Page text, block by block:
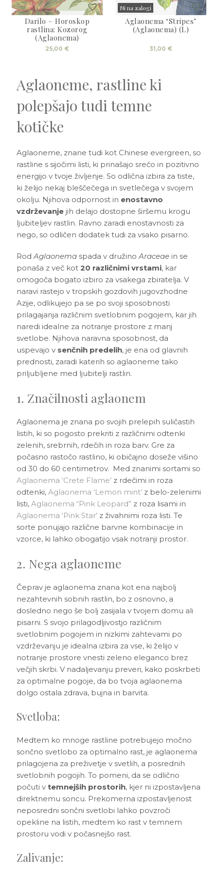
Darilo – Horoskop
rastlina: Kozorog
(Aglaonema)
25,00 €
Ni na zalogi
Sold
Aglaonema ‘Stripes’
(Aglaonema) (L)
31,00 €
Aglaoneme, rastline ki
polepšajo tudi temne
kotičke
Aglaoneme, znane tudi kot Chinese evergreen, so
rastline s sijočimi listi, ki prinašajo srečo in pozitivno
energijo v tvoje življenje. So odlična izbira za tiste,
ki želijo nekaj bleščečega in svetlečega v svojem
okolju. Njihova odpornost in enostavno
vzdrževanjejih delajo dostopne širšemu krogu
ljubiteljev rastlin. Ravno zaradi enostavnosti za
nego, so odličen dodatek tudi za vsako pisarno.
RodAglaonemaspada v družinoAraceae in se
ponaša z več kot 20 različnimi vrstami, kar
omogoča bogato izbiro za vsakega zbiratelja. V
naravi rastejo v tropskih gozdovih jugovzhodne
Azije, odlikujejo pa se po svoji sposobnosti
prilagajanja različnim svetlobnim pogojem, kar jih
naredi idealne za notranje prostore z manj
svetlobe. Njihova naravna sposobnost, da
uspevajo v senčnih predelih, je ena od glavnih
prednosti, zaradi katerih so aglaoneme tako
priljubljene med ljubitelji rastlin.
1. Značilnosti aglaonem
Aglaonema je znana po svojih prelepih suličastih
listih, ki so pogosto prekriti z različnimi odtenki
zelenih, srebrnih, rdečih in roza barv. Gre za
počasno rastočo rastlino, ki običajno doseže višino
od 30 do 60 centimetrov. Med znanimi sortami so
Aglaonema ‘Crete Flame’z rdečimi in roza
odtenki, Aglaonema ‘Lemon mint’z belo-zelenimi
listi, Aglaonema “Pink Leopard” z roza lisami in
Aglaonema ‘Pink Star’z živahnimi roza listi. Te
sorte ponujajo različne barvne kombinacije in
vzorce, ki lahko obogatijo vsak notranji prostor.
2. Nega aglaoneme
Čeprav je aglaonema znana kot ena najbolj
nezahtevnih sobnih rastlin, bo z osnovno, a
dosledno nego še bolj zasijala v tvojem domu ali
pisarni. S svojo prilagodljivostjo različnim
svetlobnim pogojem in nizkimi zahtevami po
vzdrževanju je idealna izbira za vse, ki želijo v
notranje prostore vnesti zeleno eleganco brez
večjih skrbi. V nadaljevanju preveri, kako poskrbeti
za optimalne pogoje, da bo tvoja aglaonema
dolgo ostala zdrava, bujna in barvita.
Svetloba:
Medtem ko mnoge rastline potrebujejo močno
sončno svetlobo za optimalno rast, je aglaonema
prilagojena za preživetje v svetlih, a posrednih
svetlobnih pogojih. To pomeni, da se odlično
počuti v temnejših prostorih, kjer ni izpostavljena
direktnemu soncu. Prekomerna izpostavljenost
neposredni sončni svetlobi lahko povzroči
opekline na listih, medtem ko rast v temnem
prostoru vodi v počasnejšo rast.
Zalivanje:
€
Dodaj v košarico
Preberi prispevek